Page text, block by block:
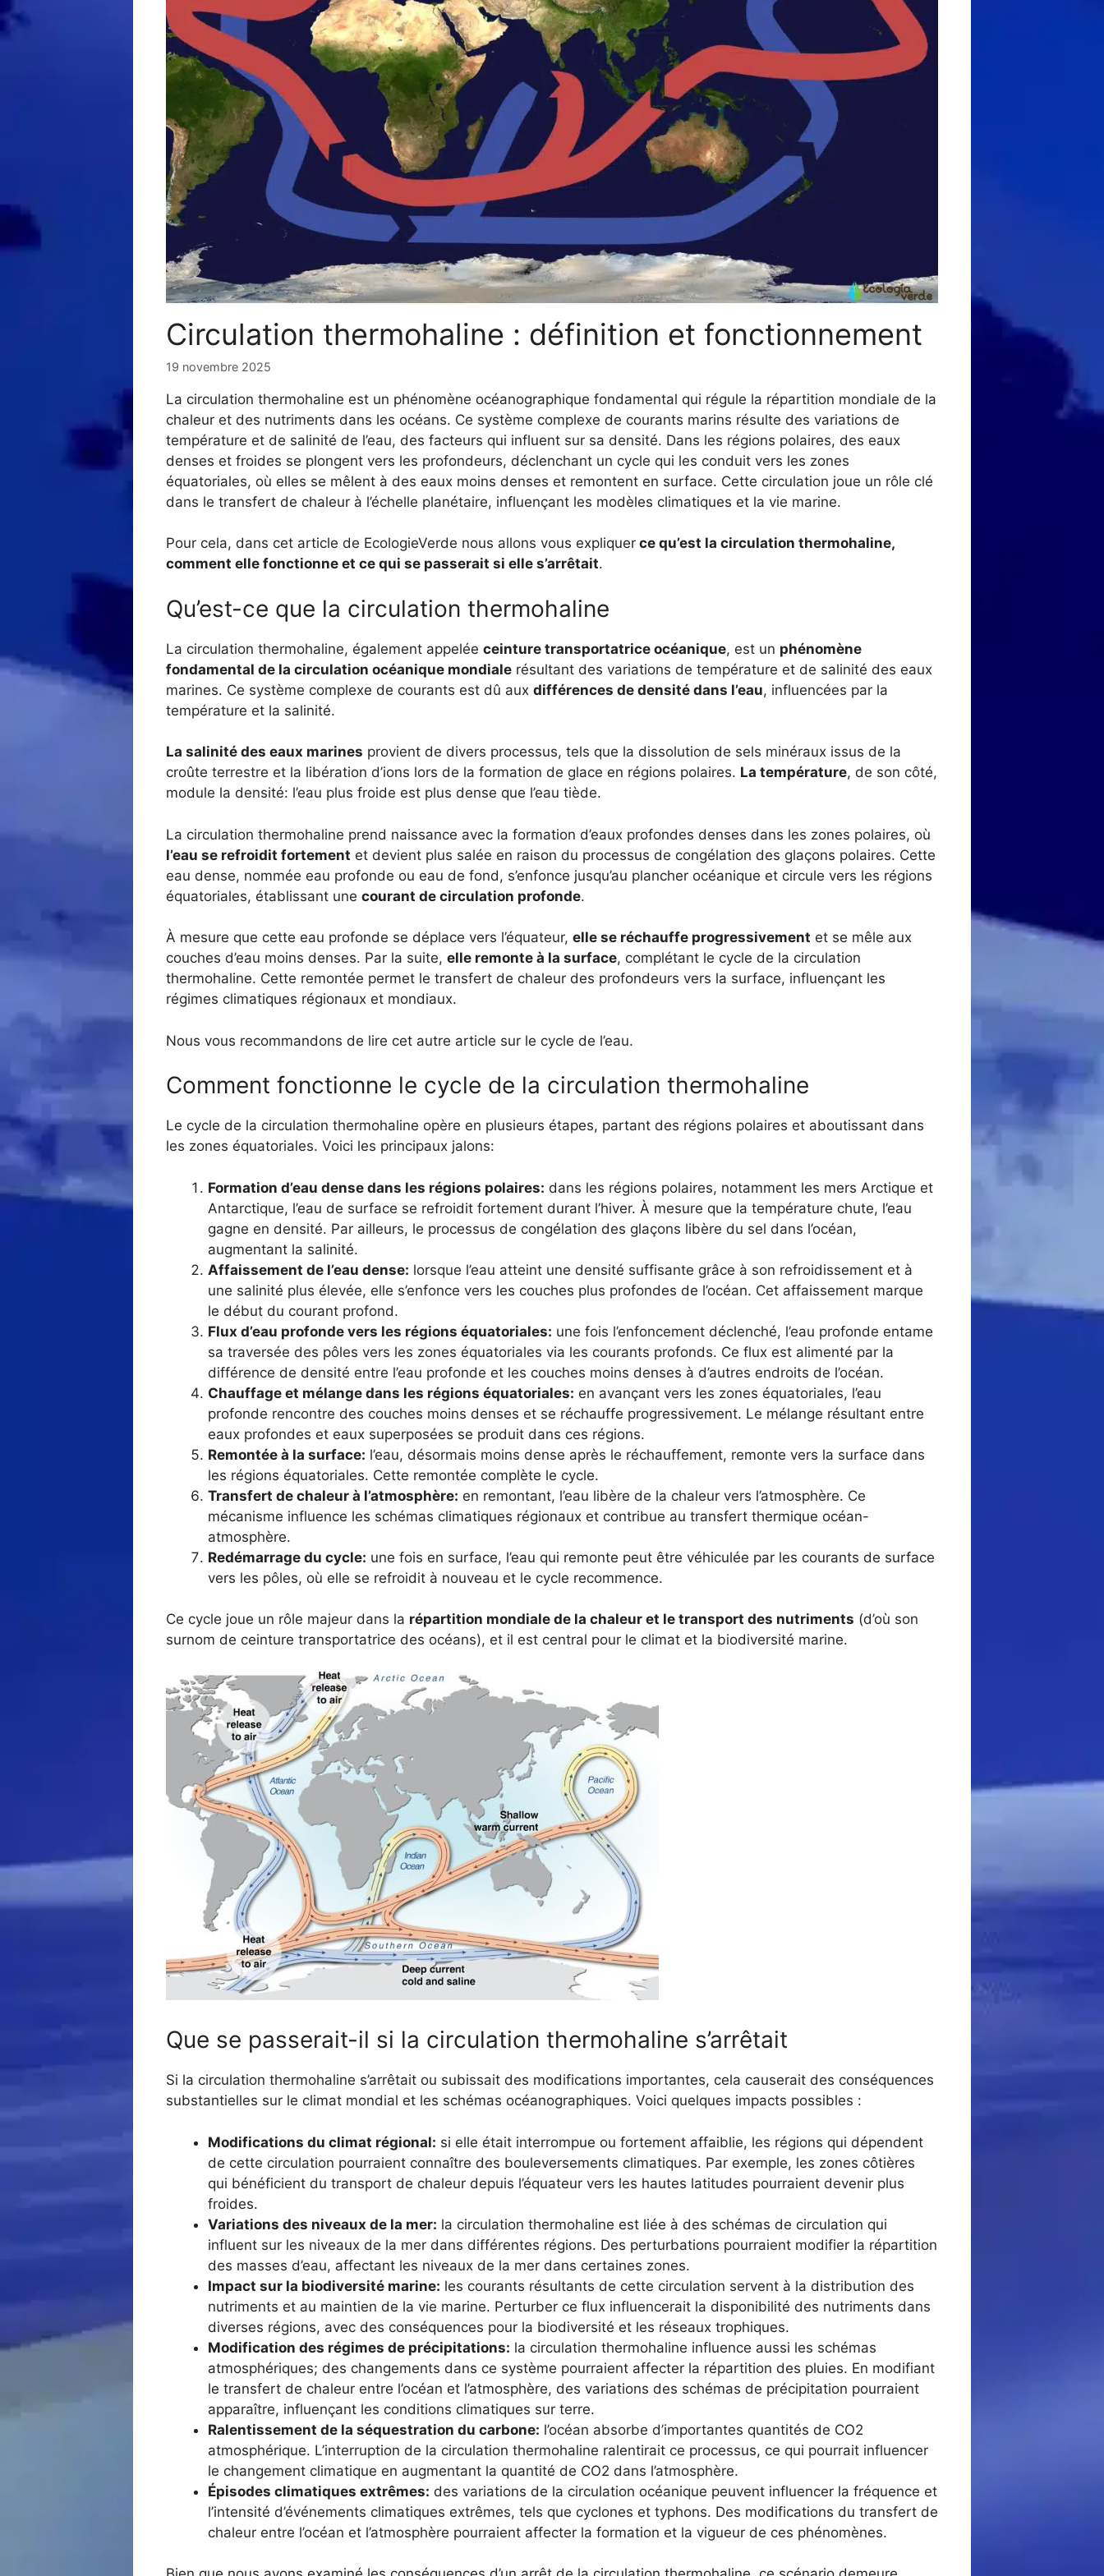
Circulation thermohaline : définition et fonctionnement
19 novembre 2025
La circulation thermohaline est un phénomène océanographique fondamental qui régule la répartition mondiale de la
chaleur et des nutriments dans les océans. Ce système complexe de courants marins résulte des variations de
température et de salinité de l’eau, des facteurs qui influent sur sa densité. Dans les régions polaires, des eaux
denses et froides se plongent vers les profondeurs, déclenchant un cycle qui les conduit vers les zones
équatoriales, où elles se mêlent à des eaux moins denses et remontent en surface. Cette circulation joue un rôle clé
dans le transfert de chaleur à l’échelle planétaire, influençant les modèles climatiques et la vie marine.
Pour cela, dans cet article de EcologieVerde nous allons vous expliquer ce qu’est la circulation thermohaline,
comment elle fonctionne et ce qui se passerait si elle s’arrêtait.
Qu’est-ce que la circulation thermohaline
La circulation thermohaline, également appelée ceinture transportatrice océanique, est un phénomène
fondamental de la circulation océanique mondiale résultant des variations de température et de salinité des eaux
marines. Ce système complexe de courants est dû aux différences de densité dans l’eau, influencées par la
température et la salinité.
La salinité des eaux marines provient de divers processus, tels que la dissolution de sels minéraux issus de la
croûte terrestre et la libération d’ions lors de la formation de glace en régions polaires. La température, de son côté,
module la densité: l’eau plus froide est plus dense que l’eau tiède.
La circulation thermohaline prend naissance avec la formation d’eaux profondes denses dans les zones polaires, où
l’eau se refroidit fortement et devient plus salée en raison du processus de congélation des glaçons polaires. Cette
eau dense, nommée eau profonde ou eau de fond, s’enfonce jusqu’au plancher océanique et circule vers les régions
équatoriales, établissant une courant de circulation profonde.
À mesure que cette eau profonde se déplace vers l’équateur, elle se réchauffe progressivement et se mêle aux
couches d’eau moins denses. Par la suite, elle remonte à la surface, complétant le cycle de la circulation
thermohaline. Cette remontée permet le transfert de chaleur des profondeurs vers la surface, influençant les
régimes climatiques régionaux et mondiaux.
Nous vous recommandons de lire cet autre article sur le cycle de l’eau.
Comment fonctionne le cycle de la circulation thermohaline
Le cycle de la circulation thermohaline opère en plusieurs étapes, partant des régions polaires et aboutissant dans
les zones équatoriales. Voici les principaux jalons:
Formation d’eau dense dans les régions polaires: dans les régions polaires, notamment les mers Arctique et
Antarctique, l’eau de surface se refroidit fortement durant l’hiver. À mesure que la température chute, l’eau
gagne en densité. Par ailleurs, le processus de congélation des glaçons libère du sel dans l’océan,
augmentant la salinité.
Affaissement de l’eau dense: lorsque l’eau atteint une densité suffisante grâce à son refroidissement et à
une salinité plus élevée, elle s’enfonce vers les couches plus profondes de l’océan. Cet affaissement marque
le début du courant profond.
Flux d’eau profonde vers les régions équatoriales: une fois l’enfoncement déclenché, l’eau profonde entame
sa traversée des pôles vers les zones équatoriales via les courants profonds. Ce flux est alimenté par la
différence de densité entre l’eau profonde et les couches moins denses à d’autres endroits de l’océan.
Chauffage et mélange dans les régions équatoriales: en avançant vers les zones équatoriales, l’eau
profonde rencontre des couches moins denses et se réchauffe progressivement. Le mélange résultant entre
eaux profondes et eaux superposées se produit dans ces régions.
Remontée à la surface: l’eau, désormais moins dense après le réchauffement, remonte vers la surface dans
les régions équatoriales. Cette remontée complète le cycle.
Transfert de chaleur à l’atmosphère: en remontant, l’eau libère de la chaleur vers l’atmosphère. Ce
mécanisme influence les schémas climatiques régionaux et contribue au transfert thermique océan-
atmosphère.
Redémarrage du cycle: une fois en surface, l’eau qui remonte peut être véhiculée par les courants de surface
vers les pôles, où elle se refroidit à nouveau et le cycle recommence.
Ce cycle joue un rôle majeur dans la répartition mondiale de la chaleur et le transport des nutriments (d’où son
surnom de ceinture transportatrice des océans), et il est central pour le climat et la biodiversité marine.
Que se passerait-il si la circulation thermohaline s’arrêtait
Si la circulation thermohaline s’arrêtait ou subissait des modifications importantes, cela causerait des conséquences
substantielles sur le climat mondial et les schémas océanographiques. Voici quelques impacts possibles :
Modifications du climat régional: si elle était interrompue ou fortement affaiblie, les régions qui dépendent
de cette circulation pourraient connaître des bouleversements climatiques. Par exemple, les zones côtières
qui bénéficient du transport de chaleur depuis l’équateur vers les hautes latitudes pourraient devenir plus
froides.
Variations des niveaux de la mer: la circulation thermohaline est liée à des schémas de circulation qui
influent sur les niveaux de la mer dans différentes régions. Des perturbations pourraient modifier la répartition
des masses d’eau, affectant les niveaux de la mer dans certaines zones.
Impact sur la biodiversité marine: les courants résultants de cette circulation servent à la distribution des
nutriments et au maintien de la vie marine. Perturber ce flux influencerait la disponibilité des nutriments dans
diverses régions, avec des conséquences pour la biodiversité et les réseaux trophiques.
Modification des régimes de précipitations: la circulation thermohaline influence aussi les schémas
atmosphériques; des changements dans ce système pourraient affecter la répartition des pluies. En modifiant
le transfert de chaleur entre l’océan et l’atmosphère, des variations des schémas de précipitation pourraient
apparaître, influençant les conditions climatiques sur terre.
Ralentissement de la séquestration du carbone: l’océan absorbe d’importantes quantités de CO2
atmosphérique. L’interruption de la circulation thermohaline ralentirait ce processus, ce qui pourrait influencer
le changement climatique en augmentant la quantité de CO2 dans l’atmosphère.
Épisodes climatiques extrêmes: des variations de la circulation océanique peuvent influencer la fréquence et
l’intensité d’événements climatiques extrêmes, tels que cyclones et typhons. Des modifications du transfert de
chaleur entre l’océan et l’atmosphère pourraient affecter la formation et la vigueur de ces phénomènes.